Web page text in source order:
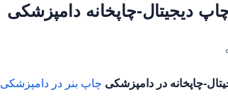
دیجیتال-چاپخانه دامپزشکی
چاپخانه در دامپزشکی چاپ بنر در دامپزشکی